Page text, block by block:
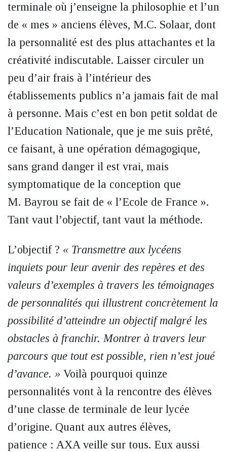
terminale où j’enseigne la philosophie et l’un
de « mes » anciens élèves, M.C. Solaar, dont
la personnalité est des plus attachantes et la
créativité indiscutable. Laisser circuler un
peu d’air frais à l’intérieur des
établissements publics n’a jamais fait de mal
à personne. Mais c’est en bon petit soldat de
l’Education Nationale, que je me suis prêté,
ce faisant, à une opération démagogique,
sans grand danger il est vrai, mais
symptomatique de la conception que
M. Bayrou se fait de « l’Ecole de France ».
Tant vaut l’objectif, tant vaut la méthode.
L’objectif ? « Transmettre aux lycéens
inquiets pour leur avenir des repères et des
valeurs d’exemples à travers les témoignages
de personnalités qui illustrent concrètement la
possibilité d’atteindre un objectif malgré les
obstacles à franchir. Montrer à travers leur
parcours que tout est possible, rien n’est joué
d’avance. » Voilà pourquoi quinze
personnalités vont à la rencontre des élèves
d’une classe de terminale de leur lycée
d’origine. Quant aux autres élèves,
patience : AXA veille sur tous. Eux aussi